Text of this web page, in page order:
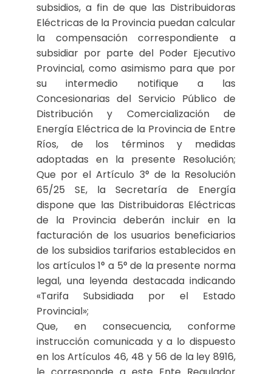
subsidios, a fin de que las Distribuidoras
Eléctricas de la Provincia puedan calcular
la compensación correspondiente a
subsidiar por parte del Poder Ejecutivo
Provincial, como asimismo para que por
su intermedio notifique a las
Concesionarias del Servicio Público de
Distribución y Comercialización de
Energía Eléctrica de la Provincia de Entre
Ríos, de los términos y medidas
adoptadas en la presente Resolución;
Que por el Artículo 3° de la Resolución
65/25 SE, la Secretaría de Energía
dispone que las Distribuidoras Eléctricas
de la Provincia deberán incluir en la
facturación de los usuarios beneficiarios
de los subsidios tarifarios establecidos en
los artículos 1° a 5° de la presente norma
legal, una leyenda destacada indicando
«Tarifa Subsidiada por el Estado
Provincial»;
Que, en consecuencia, conforme
instrucción comunicada y a lo dispuesto
en los Artículos 46, 48 y 56 de la ley 8916,